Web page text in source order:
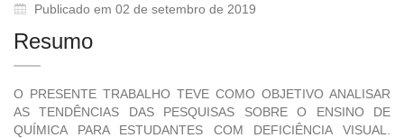
Publicado em 02 de setembro de 2019
Resumo
O PRESENTE TRABALHO TEVE COMO OBJETIVO ANALISAR
AS TENDÊNCIAS DAS PESQUISAS SOBRE O ENSINO DE
QUÍMICA PARA ESTUDANTES COM DEFICIÊNCIA VISUAL.